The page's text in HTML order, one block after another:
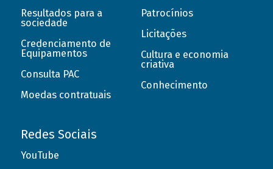
Resultados para a
sociedade
Credenciamento de
Equipamentos
Consulta PAC
Moedas contratuais
Patrocínios
Licitações
Cultura e economia
criativa
Conhecimento
Redes Sociais
YouTube